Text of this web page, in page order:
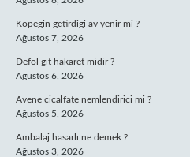
Köpeğin getirdiği av yenir mi ?
Ağustos 7, 2026
Defol git hakaret midir ?
Ağustos 6, 2026
Avene cicalfate nemlendirici mi ?
Ağustos 5, 2026
Ambalaj hasarlı ne demek ?
Ağustos 3, 2026